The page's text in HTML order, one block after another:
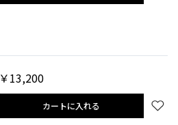
￥13,200
カートに入れる